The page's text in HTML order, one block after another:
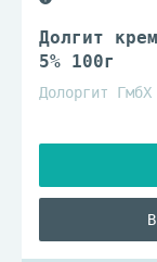
Долгит
5% 100г
Долоргит